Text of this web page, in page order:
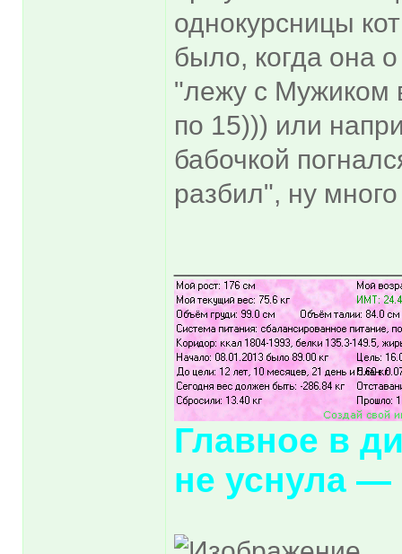
однокурсницы
было, когда она
"лежу с Мужиком
по 15))) или
бабочкой
разбил", ну
Главное в
не уснула